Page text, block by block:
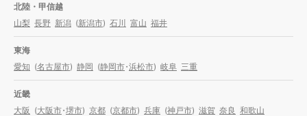
北陸・甲信越
山梨 長野 新潟 (新潟市) 石川 富山 福井
東海
愛知 (名古屋市) 静岡 (静岡市・浜松市) 岐阜 三重
近畿
大阪 (大阪市・堺市) 京都 (京都市) 兵庫 (神戸市) 滋賀 奈良 和歌山